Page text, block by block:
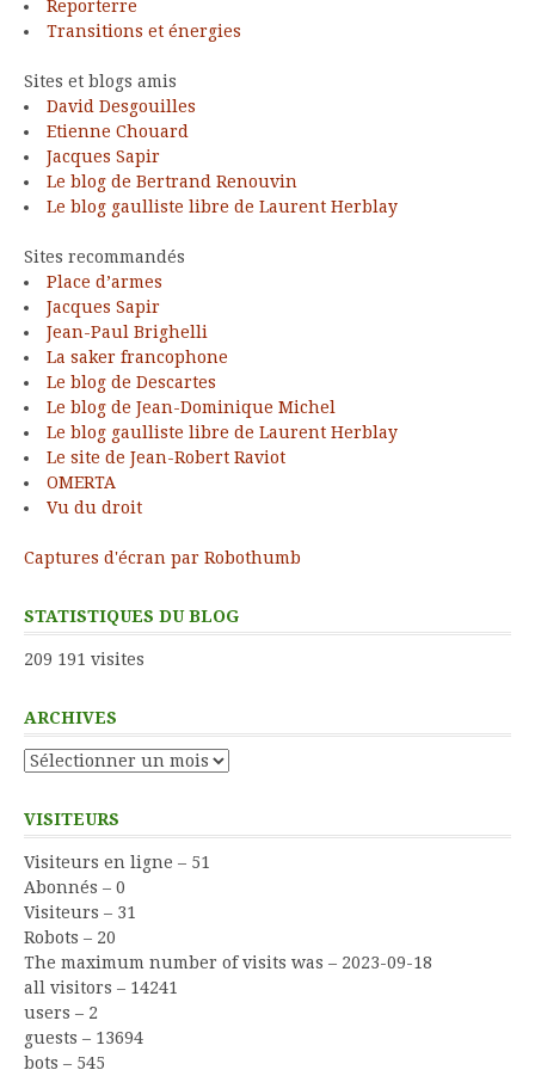
Reporterre
Transitions et énergies
Sites et blogs amis
David Desgouilles
Etienne Chouard
Jacques Sapir
Le blog de Bertrand Renouvin
Le blog gaulliste libre de Laurent Herblay
Sites recommandés
Place d’armes
Jacques Sapir
Jean-Paul Brighelli
La saker francophone
Le blog de Descartes
Le blog de Jean-Dominique Michel
Le blog gaulliste libre de Laurent Herblay
Le site de Jean-Robert Raviot
OMERTA
Vu du droit
Captures d'écran par Robothumb
STATISTIQUES DU BLOG
209 191 visites
ARCHIVES
Archives
VISITEURS
Visiteurs en ligne – 51
Abonnés – 0
Visiteurs – 31
Robots – 20
The maximum number of visits was – 2023-09-18
all visitors – 14241
users – 2
guests – 13694
bots – 545